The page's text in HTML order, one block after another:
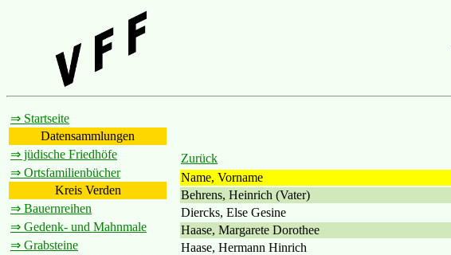
⇒ Startseite
Datensammlungen
⇒ jüdische Friedhöfe
⇒ Ortsfamilienbücher
Kreis Verden
⇒ Bauernreihen
⇒ Gedenk- und Mahnmale
⇒ Grabsteine
Zurück
Name, Vorname
Behrens, Heinrich (Vater)
Diercks, Else Gesine
Haase, Margarete Dorothee
Haase, Hermann Hinrich